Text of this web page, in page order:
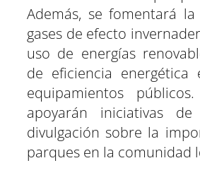
Además, se fomentará
gases de efecto
uso de energías
de eficiencia energética
equipamientos
apoyarán iniciativas
divulgación sobre la
parques en la comunidad